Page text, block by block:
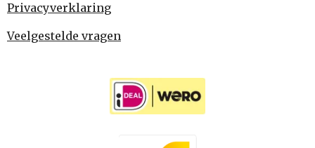
Privacyverklaring
Veelgestelde vragen